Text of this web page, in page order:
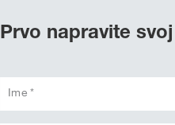
Prvo napravite
Ime *